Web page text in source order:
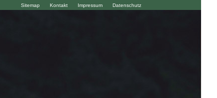
Datenschutz
Impressum
Kontakt
Sitemap